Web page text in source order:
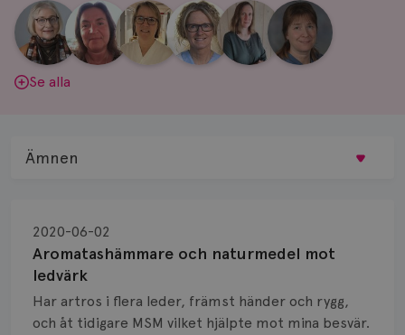
Aina
Johnsson
|
Anne
Andersson
Fredrika
Killander
|
Jeanette
Bäcklund
|
Maria
Edegran
|
Yvette
Andersson
Se alla
Aromatashämmare och naturmedel mot
ledvärk
2020-06-02
Har artros i flera leder, främst händer och rygg,
och åt tidigare MSM vilket hjälpte mot mina besvär.
Ämnen
Biopsi
Biverkningar
Bröstvårta